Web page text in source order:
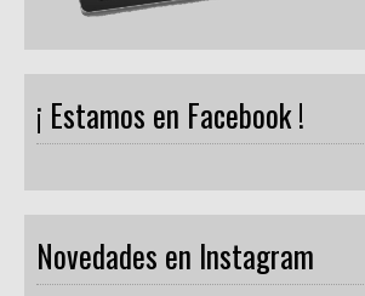
¡ Estamos en Facebook !
Novedades en Instagram